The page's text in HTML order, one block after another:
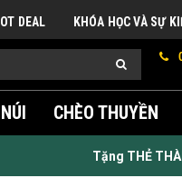
DEAL KHÓA HỌC VÀ SỰ
CHÈO THUYỀN
Tặng THẺ